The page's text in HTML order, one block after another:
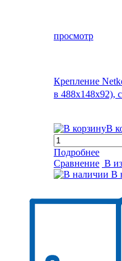
просмотр
Крепление
в 488х148х92),
В
Подробнее
Сравнение В
В